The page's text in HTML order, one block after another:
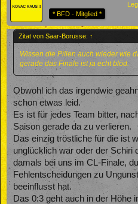
* BFD - Mitglied *
Zitat von Saar-Borusse: ↑
Wissen die Pillen auch wieder wie
gerade das Finale ist ja echt blöd.
Obwohl ich das irgendwie
schon etwas leid.
Es ist für jedes Team bitter,
Saison gerade da zu verlieren.
Das einzig tröstliche für die ist
unglücklich war oder der Schiri
damals bei uns im CL-Finale,
Fehlentscheidungen zu
beeinflusst hat.
Das 0:3 geht auch in der Höhe